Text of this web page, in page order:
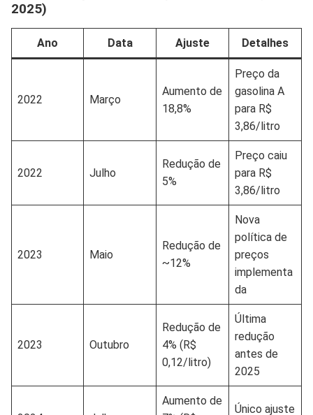
2025)
Ano Data Ajuste Detalhes
2022 Março
Aumento de
18,8%
Preço da
gasolina A
para R$
3,86/litro
2022 Julho
Redução de
5%
Preço caiu
para R$
3,86/litro
2023 Maio
Redução de
~12%
Nova
política de
preços
implementa
da
2023 Outubro
Redução de
4% (R$
0,12/litro)
Última
redução
antes de
2025
Aumento de
Único ajuste